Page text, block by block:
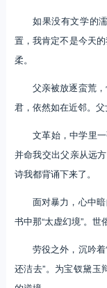
如果没有文学的
置，我肯定不是今天
柔。
父亲被放逐蛮荒
君，依然如在近邻。父
文革始，中学里
并命我交出父亲从远
诗我都背诵下来了。
面对暴力，心中
书中那“太虚幻境”。世
劳役之外，沉吟
还洁去”。为宝钗黛玉